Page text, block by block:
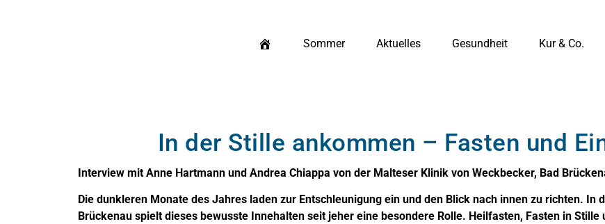
Sommer Aktuelles Gesundheit Kur & Co.
In der Stille ankommen – Fasten und
Interview mit Anne Hartmann und Andrea Chiappa von der Malteser Klinik von Weckbecker, Bad
Die dunkleren Monate des Jahres laden zur Entschleunigung ein und den Blick nach innen zu richten. In
Brückenau spielt dieses bewusste Innehalten seit jeher eine besondere Rolle. Heilfasten, Fasten in